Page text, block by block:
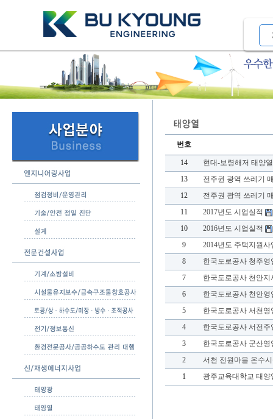
번호
14
현대-보령해저 태양
13
전주권 광역 쓰레기
12
전주권 광역 쓰레기
11
2017년도 시업실적
10
2016년도 시업실적
9
2014년도 주택지원사
8
한국도로공사 청주
7
한국도로공사 천안
6
한국도로공사 천안
5
한국도로공사 서천
4
한국도로공사 서전
3
한국도로공사 군산
2
서천 전원마을 온수
1
광주교육대학교 태